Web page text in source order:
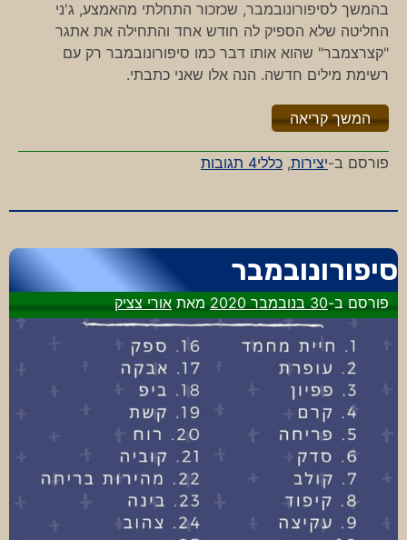
בהמשך לסיפורונובמבר, שכזכור התחלתי מהאמצע, ג'ני
החליטה שלא הספיק לה חודש אחד והתחילה את אתגר
"קצרצמבר" שהוא אותו דבר כמו סיפורונובמבר רק עם
רשימת מילים חדשה. הנה אלו שאני כתבתי.
המשך קריאה"%s"
פורסם ב-יצירות, כללי4 תגובות
על
סיפורונובמבר
פורסם ב-30 בנובמבר 2020 מאתאורי צציק